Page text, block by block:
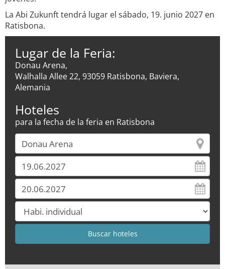
La Abi Zukunft tendrá lugar el sábado, 19. junio 2027 en
Ratisbona.
Lugar de la Feria:
Donau Arena,
Walhalla Allee 22, 93059 Ratisbona, Baviera,
Alemania
Hoteles
para la fecha de la feria en Ratisbona